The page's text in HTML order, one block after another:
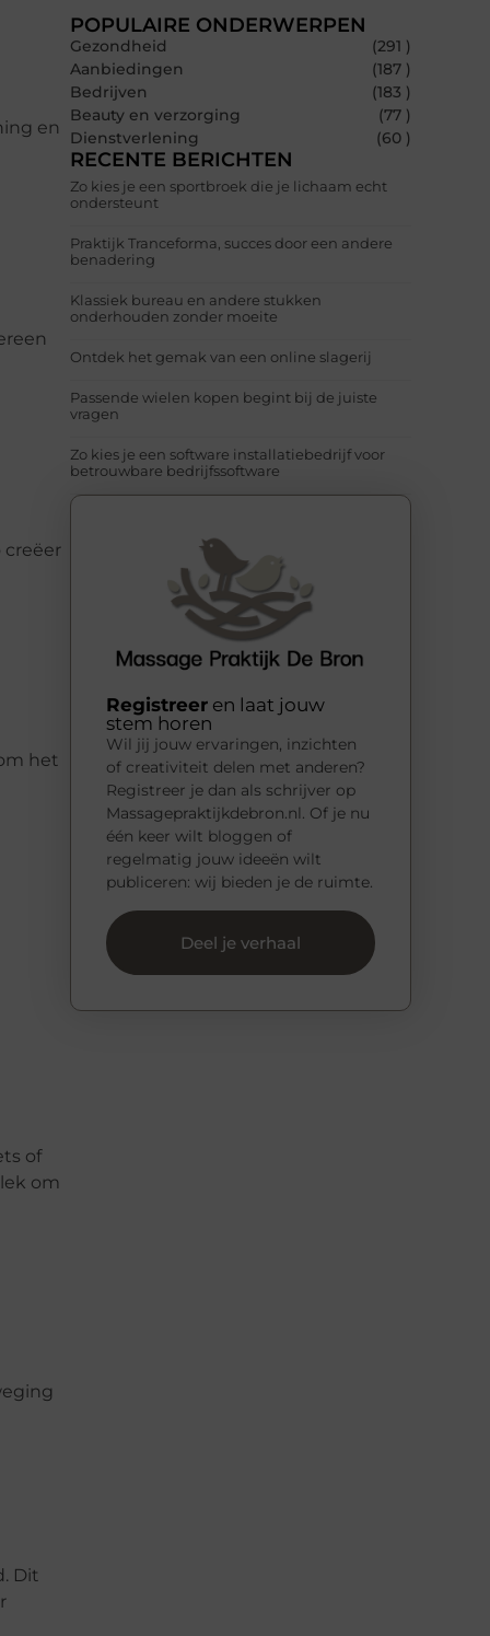
en
creëer
het
of
om
Dit
POPULAIRE ONDERWERPEN
Gezondheid
(291 )
Aanbiedingen
(187 )
Bedrijven
(183 )
Beauty en verzorging
(77 )
Dienstverlening
(60 )
RECENTE BERICHTEN
Zo kies je een sportbroek die je lichaam echt
ondersteunt
Praktijk Tranceforma, succes door een andere
benadering
Klassiek bureau en andere stukken
onderhouden zonder moeite
Ontdek het gemak van een online slagerij
Passende wielen kopen begint bij de juiste
vragen
Zo kies je een software installatiebedrijf voor
betrouwbare bedrijfssoftware
Registreer en laat jouw
stem horen
Wil jij jouw ervaringen, inzichten
of creativiteit delen met anderen?
Registreer je dan als schrijver op
Massagepraktijkdebron.nl. Of je nu
één keer wilt bloggen of
regelmatig jouw ideeën wilt
publiceren: wij bieden je de ruimte.
Deel je verhaal